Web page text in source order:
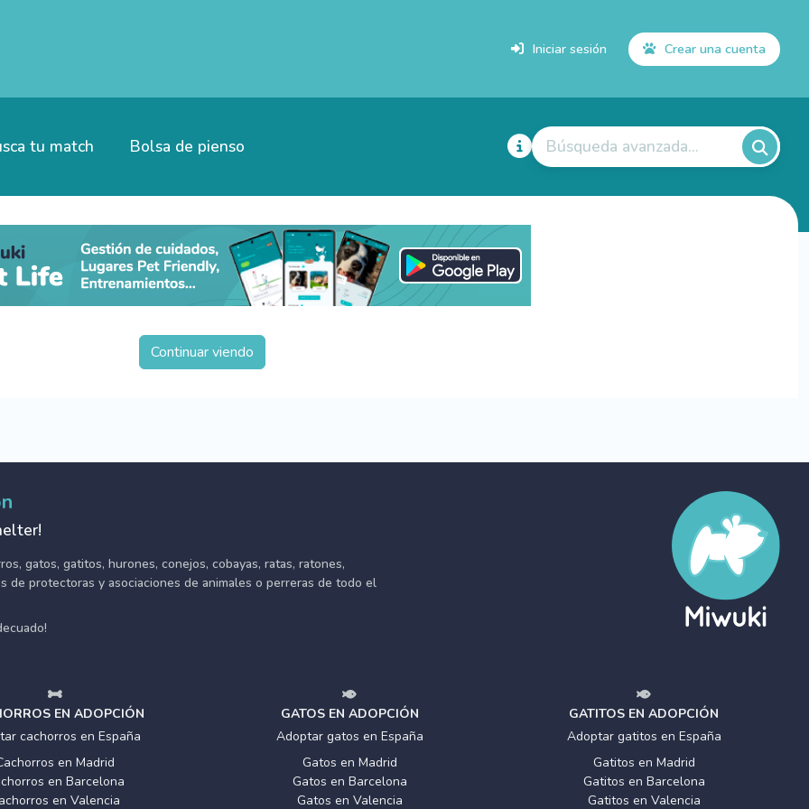
Iniciar sesión Crear una cuenta
tu match Bolsa de pienso Búsqueda avanzada...
Continuar viendo
gatos, gatitos, hurones, conejos, cobayas, ratas, ratones,
de protectoras y asociaciones de animales o perreras de todo el
EN ADOPCIÓN
cachorros en España
en Madrid
en Barcelona
en Valencia
GATOS EN ADOPCIÓN
Adoptar gatos en España
Gatos en Madrid
Gatos en Barcelona
Gatos en Valencia
GATITOS EN ADOPCIÓN
Adoptar gatitos en España
Gatitos en Madrid
Gatitos en Barcelona
Gatitos en Valencia